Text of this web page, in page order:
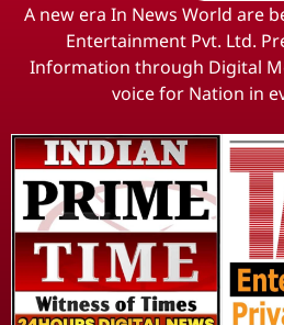
A new era In News World are
Entertainment Pvt. Ltd.
Information through Digital
voice for Nation in